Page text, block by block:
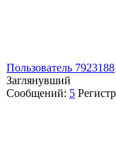
Пользователь 7923188
Заглянувший
Сообщений: 5